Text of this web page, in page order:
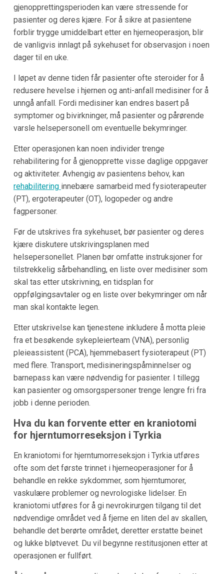
gjenopprettingsperioden kan være stressende for
pasienter og deres kjære. For å sikre at pasientene
forblir trygge umiddelbart etter en hjerneoperasjon, blir
de vanligvis innlagt på sykehuset for observasjon i noen
dager til en uke.
I løpet av denne tiden får pasienter ofte steroider for å
redusere hevelse i hjernen og anti-anfall medisiner for å
unngå anfall. Fordi medisiner kan endres basert på
symptomer og bivirkninger, må pasienter og pårørende
varsle helsepersonell om eventuelle bekymringer.
Etter operasjonen kan noen individer trenge
rehabilitering for å gjenopprette visse daglige oppgaver
og aktiviteter. Avhengig av pasientens behov, kan
rehabilitering innebære samarbeid med fysioterapeuter
(PT), ergoterapeuter (OT), logopeder og andre
fagpersoner.
Før de utskrives fra sykehuset, bør pasienter og deres
kjære diskutere utskrivingsplanen med
helsepersonellet. Planen bør omfatte instruksjoner for
tilstrekkelig sårbehandling, en liste over medisiner som
skal tas etter utskrivning, en tidsplan for
oppfølgingsavtaler og en liste over bekymringer om når
man skal kontakte legen.
Etter utskrivelse kan tjenestene inkludere å motta pleie
fra et besøkende sykepleierteam (VNA), personlig
pleieassistent (PCA), hjemmebasert fysioterapeut (PT)
med flere. Transport, medisineringspåminnelser og
barnepass kan være nødvendig for pasienter. I tillegg
kan pasienter og omsorgspersoner trenge lengre fri fra
jobb i denne perioden.
Hva du kan forvente etter en kraniotomi
for hjerntumorreseksjon i Tyrkia
En kraniotomi for hjerntumorreseksjon i Tyrkia utføres
ofte som det første trinnet i hjerneoperasjoner for å
behandle en rekke sykdommer, som hjerntumorer,
vaskulære problemer og nevrologiske lidelser. En
kraniotomi utføres for å gi nevrokirurgen tilgang til det
nødvendige området ved å fjerne en liten del av skallen,
behandle det berørte området, deretter erstatte beinet
og lukke bløtvevet. Du vil begynne restitusjonen etter at
operasjonen er fullført.